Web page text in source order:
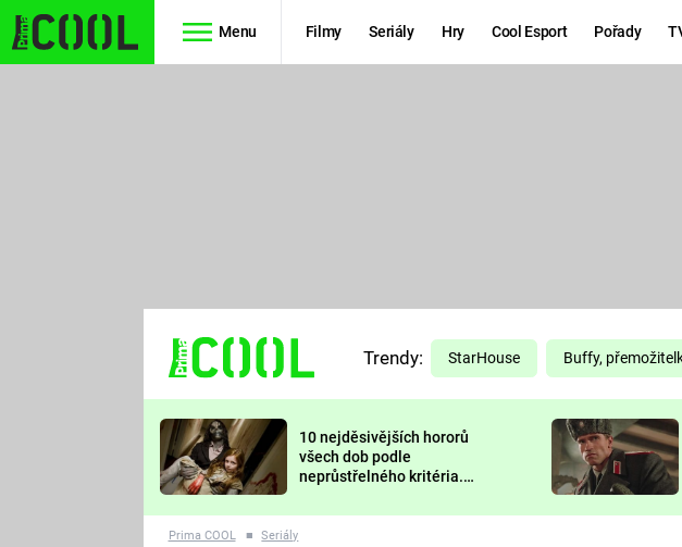
Menu Filmy Seriály Hry Cool Esport Pořady
TŘESKU
FUTURAMA
PREDÁTOR
Trendy: StarHouse Buffy,
10 nejděsivějších hororů
všech dob podle
neprůstřelného kritéria.
nejvíc zvednou tep?
Prima COOL ■ Seriály